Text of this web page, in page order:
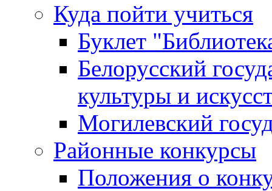
Куда пойти учиться
Буклет
Белорусский
культуры и
Могилевский
Районные конкурсы
Положения о